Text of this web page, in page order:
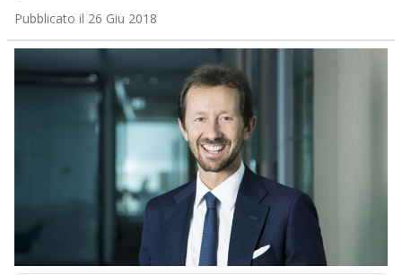
Pubblicato il 26 Giu 2018